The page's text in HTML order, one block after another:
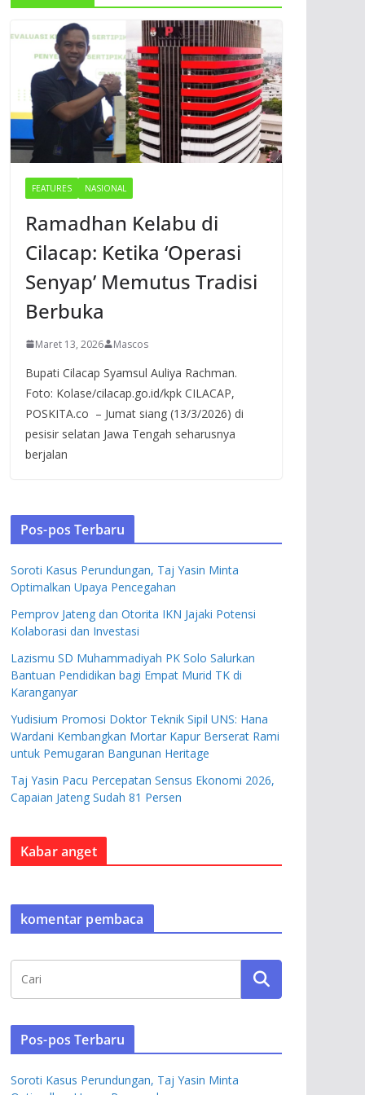
FEATURES NASIONAL
Ramadhan Kelabu di
Cilacap: Ketika ‘Operasi
Senyap’ Memutus Tradisi
Berbuka
Maret 13, 2026 Mascos
Bupati Cilacap Syamsul Auliya Rachman.
Foto: Kolase/cilacap.go.id/kpk CILACAP,
POSKITA.co – Jumat siang (13/3/2026) di
pesisir selatan Jawa Tengah seharusnya
berjalan
Pos-pos Terbaru
Soroti Kasus Perundungan, Taj Yasin Minta
Optimalkan Upaya Pencegahan
Pemprov Jateng dan Otorita IKN Jajaki Potensi
Kolaborasi dan Investasi
Lazismu SD Muhammadiyah PK Solo Salurkan
Bantuan Pendidikan bagi Empat Murid TK di
Karanganyar
Yudisium Promosi Doktor Teknik Sipil UNS: Hana
Wardani Kembangkan Mortar Kapur Berserat Rami
untuk Pemugaran Bangunan Heritage
Taj Yasin Pacu Percepatan Sensus Ekonomi 2026,
Capaian Jateng Sudah 81 Persen
Kabar anget
komentar pembaca
Pos-pos Terbaru
Soroti Kasus Perundungan, Taj Yasin Minta